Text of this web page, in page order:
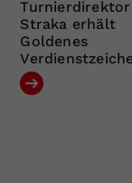
Turnierdirektor
Straka erhält
Goldenes